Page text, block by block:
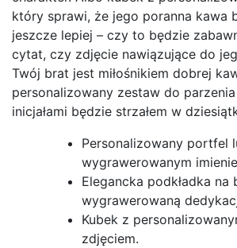
który sprawi, że jego poranna kawa
jeszcze lepiej – czy to będzie
cytat, czy zdjęcie nawiązujące do
Twój brat jest miłośnikiem dobrej
personalizowany zestaw do
inicjałami będzie strzałem w
Personalizowany portfel
wygrawerowanym
Elegancka podkładka na
wygrawerowaną
Kubek z
zdjęciem.